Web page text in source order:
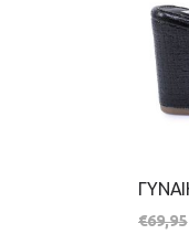
€69,95